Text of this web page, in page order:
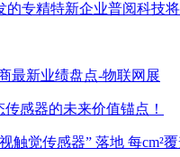
的专精特新企业普阅科技
最新业绩盘点-物联网展
感器的未来价值锚点！
触觉传感器” 落地 每cm²